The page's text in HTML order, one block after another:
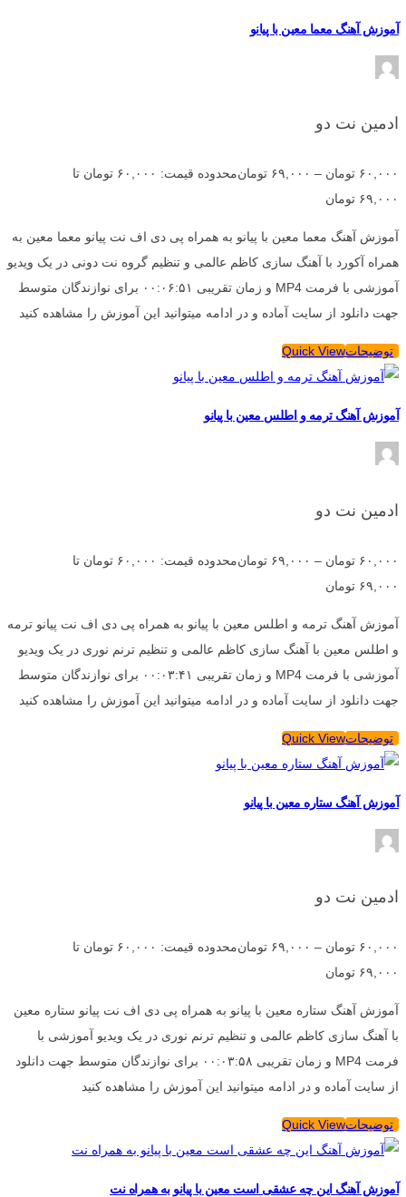
آموزش آهنگ معما معین با پیانو
ادمین نت دو
۶۰,۰۰۰ تومان – ۶۹,۰۰۰ تومان
محدوده قیمت: ۶۰,۰۰۰ تومان تا
۶۹,۰۰۰ تومان
آموزش آهنگ معما معین با پیانو به همراه پی دی اف نت پیانو معما معین به
همراه آکورد با آهنگ سازی کاظم عالمی و تنظیم گروه نت دونی در یک ویدیو
آموزشی با فرمت MP4 و زمان تقریبی ۰۰:۰۶:۵۱ برای نوازندگان متوسط
جهت دانلود از سایت آماده و در ادامه میتوانید این آموزش را مشاهده کنید
توضیحاتQuick View
آموزش آهنگ ترمه و اطلس معین با پیانو
ادمین نت دو
۶۰,۰۰۰ تومان – ۶۹,۰۰۰ تومان
محدوده قیمت: ۶۰,۰۰۰ تومان تا
۶۹,۰۰۰ تومان
آموزش آهنگ ترمه و اطلس معین با پیانو به همراه پی دی اف نت پیانو ترمه
و اطلس معین با آهنگ سازی کاظم عالمی و تنظیم ترنم نوری در یک ویدیو
آموزشی با فرمت MP4 و زمان تقریبی ۰۰:۰۳:۴۱ برای نوازندگان متوسط
جهت دانلود از سایت آماده و در ادامه میتوانید این آموزش را مشاهده کنید
توضیحاتQuick View
آموزش آهنگ ستاره معین با پیانو
ادمین نت دو
۶۰,۰۰۰ تومان – ۶۹,۰۰۰ تومان
محدوده قیمت: ۶۰,۰۰۰ تومان تا
۶۹,۰۰۰ تومان
آموزش آهنگ ستاره معین با پیانو به همراه پی دی اف نت پیانو ستاره معین
با آهنگ سازی کاظم عالمی و تنظیم ترنم نوری در یک ویدیو آموزشی با
فرمت MP4 و زمان تقریبی ۰۰:۰۳:۵۸ برای نوازندگان متوسط جهت دانلود
از سایت آماده و در ادامه میتوانید این آموزش را مشاهده کنید
توضیحاتQuick View
آموزش آهنگ این چه عشقی است معین با پیانو به همراه نت